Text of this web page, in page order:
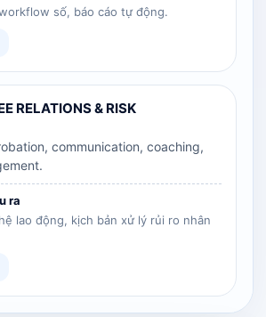
số, báo cáo tự động.
RELATIONS & RISK
communication, coaching,
ra
lao động, kịch bản xử lý rủi ro nhân